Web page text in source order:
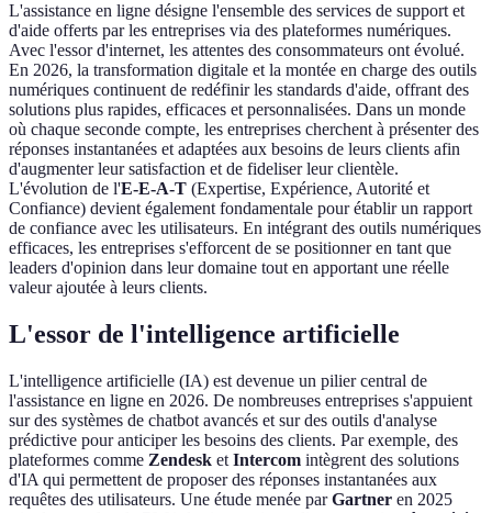
L'assistance en ligne désigne l'ensemble des services de support et
d'aide offerts par les entreprises via des plateformes numériques.
Avec l'essor d'internet, les attentes des consommateurs ont évolué.
En 2026, la transformation digitale et la montée en charge des outils
numériques continuent de redéfinir les standards d'aide, offrant des
solutions plus rapides, efficaces et personnalisées. Dans un monde
où chaque seconde compte, les entreprises cherchent à présenter des
réponses instantanées et adaptées aux besoins de leurs clients afin
d'augmenter leur satisfaction et de fideliser leur clientèle.
L'évolution de l'E-E-A-T (Expertise, Expérience, Autorité et
Confiance) devient également fondamentale pour établir un rapport
de confiance avec les utilisateurs. En intégrant des outils numériques
efficaces, les entreprises s'efforcent de se positionner en tant que
leaders d'opinion dans leur domaine tout en apportant une réelle
valeur ajoutée à leurs clients.
L'essor de l'intelligence artificielle
L'intelligence artificielle (IA) est devenue un pilier central de
l'assistance en ligne en 2026. De nombreuses entreprises s'appuient
sur des systèmes de chatbot avancés et sur des outils d'analyse
prédictive pour anticiper les besoins des clients. Par exemple, des
plateformes comme Zendesk et Intercom intègrent des solutions
d'IA qui permettent de proposer des réponses instantanées aux
requêtes des utilisateurs. Une étude menée parGartner en 2025